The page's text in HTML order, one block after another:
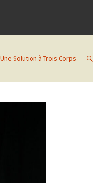
Une Solution à Trois Corps